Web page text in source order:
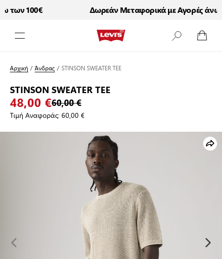
100€ Δωρεάν Μεταφορικά με Αγορές άνω
Αρχική /Άνδρας /STINSON SWEATER TEE
STINSON SWEATER TEE
48,00 €60,00 €
Τιμή Αναφοράς:60,00 €